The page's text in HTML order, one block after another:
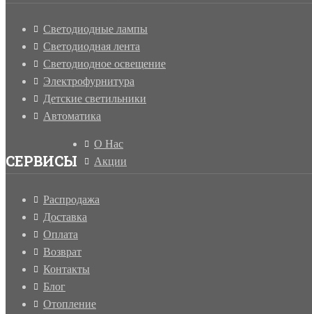
Светодиодные лампы
Светодиодная лента
Светодиодное освещение
Электрофурнитура
Детские светильники
Автоматика
СЕРВИСЫ
О Нас
Акции
Распродажа
Доставка
Оплата
Возврат
Контакты
Блог
Отопление